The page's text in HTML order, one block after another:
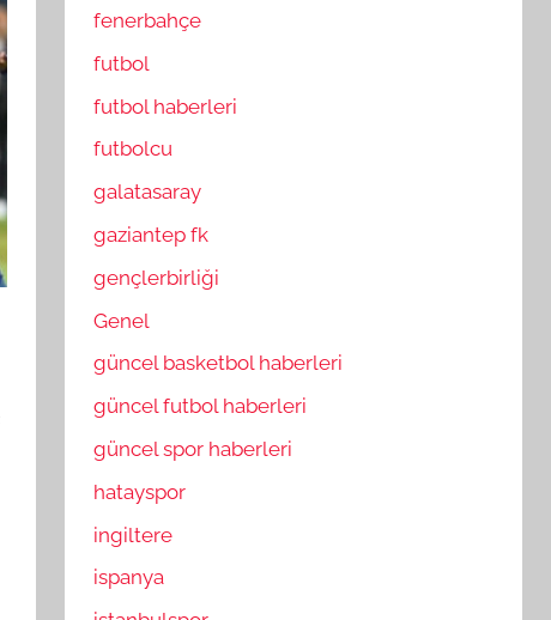
fenerbahçe
futbol
futbol haberleri
futbolcu
galatasaray
gaziantep fk
gençlerbirliği
Genel
güncel basketbol haberleri
güncel futbol haberleri
güncel spor haberleri
hatayspor
ingiltere
ispanya